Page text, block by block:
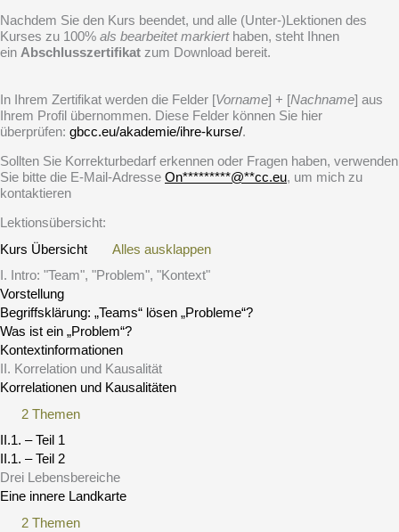
Nachdem Sie den Kurs beendet, und alle (Unter-)Lektionen des
Kurses zu 100% als bearbeitet markierthaben, steht Ihnen
ein Abschlusszertifikat zum Download bereit.
In Ihrem Zertifikat werden die Felder [Vorname] + [Nachname] aus
Ihrem Profil übernommen. Diese Felder können Sie hier
überprüfen: gbcc.eu/akademie/ihre-kurse/.
Sollten Sie Korrekturbedarf erkennen oder Fragen haben, verwenden
Sie bitte die E-Mail-Adresse On*********@**cc.eu, um mich zu
kontaktieren
Lektionsübersicht:
Kurs Übersicht
Alles ausklappen
I. Intro: "Team", "Problem", "Kontext"
Vorstellung
Begriffsklärung: „Teams“ lösen „Probleme“?
Was ist ein „Problem“?
Kontextinformationen
II. Korrelation und Kausalität
Korrelationen und Kausalitäten
2 Themen
II.1. – Teil 1
II.1. – Teil 2
Drei Lebensbereiche
Eine innere Landkarte
2 Themen